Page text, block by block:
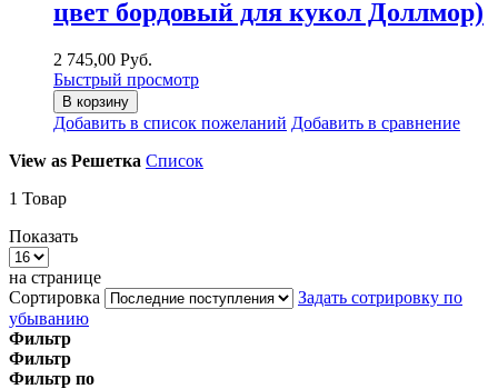
цвет бордовый для кукол Доллмор)
2 745,00 Руб.
Быстрый просмотр
В корзину
Добавить в список пожеланий Добавить в сравнение
View as Решетка Список
1 Товар
Показать
на странице
Сортировка
Задать сотрировку по
убыванию
Фильтр
Фильтр
Фильтр по